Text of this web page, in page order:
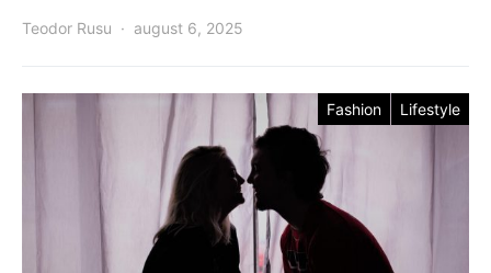
Teodor Rusu august 6, 2025
Fashion Lifestyle